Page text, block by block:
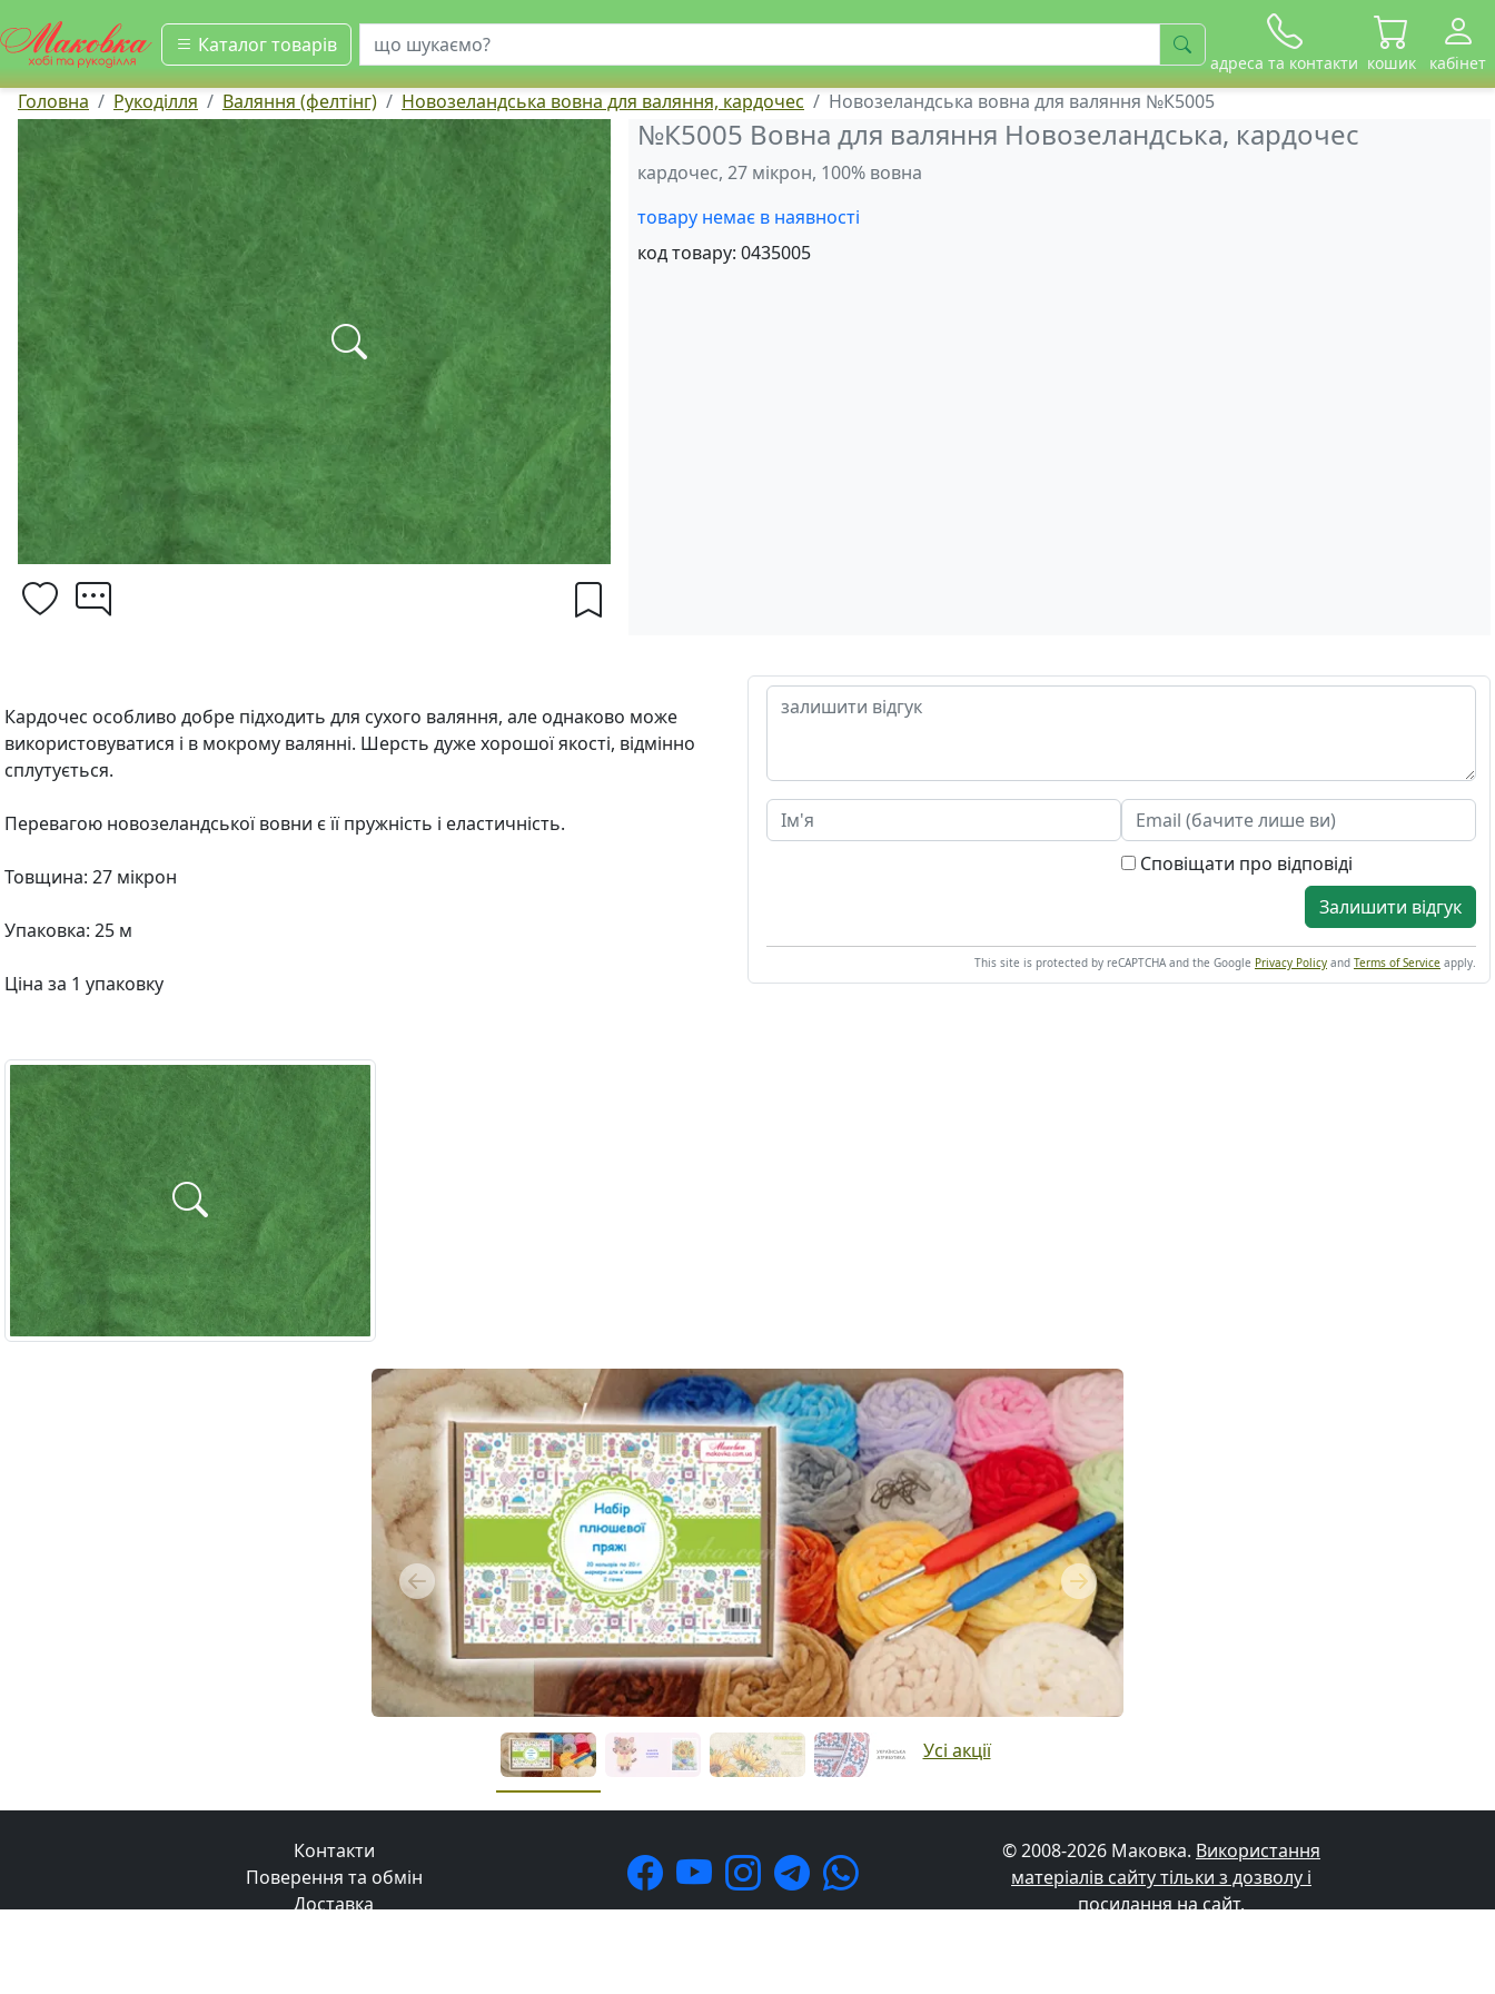
Каталог товарів
шукати
адреса та контакти кошик кабінет
Головна Рукоділля Валяння (фелтінг) Новозеландська вовна для валяння, кардочес Новозеландська вовна для валяння №К5005
№К5005 Вовна для валяння Новозеландська, кардочес
кардочес, 27 мікрон, 100% вовна
товару немає в наявності
код товару: 0435005
Кардочес особливо добре підходить для сухого валяння, але однаково може
використовуватися і в мокрому валянні. Шерсть дуже хорошої якості, відмінно
сплутується.
Перевагою новозеландської вовни є її пружність і еластичність.
Товщина: 27 мікрон
Упаковка: 25 м
Ціна за 1 упаковку
Сповіщати про відповіді
Залишити відгук
This site is protected by reCAPTCHA and the Google Privacy Policy and Terms of Service apply.
Previous Next
Усі акції
Контакти
Поверення та обмін
Доставка
© 2008-2026 Маковка. Використання
матеріалів сайту тільки з дозволу і
посилання на сайт.